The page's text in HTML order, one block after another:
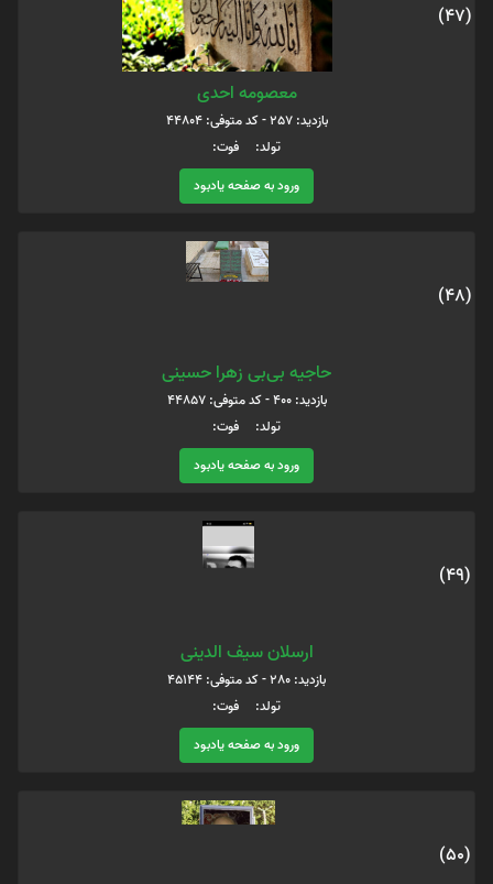
(47)
معصومه احدی
بازدید: 257 - کد متوفی: 44804
تولد: فوت:
ورود به صفحه یادبود
(48)
حاجیه بی‌بی زهرا حسینی
بازدید: 400 - کد متوفی: 44857
تولد: فوت:
ورود به صفحه یادبود
(49)
ارسلان سیف الدینی
بازدید: 280 - کد متوفی: 45144
تولد: فوت:
ورود به صفحه یادبود
(50)